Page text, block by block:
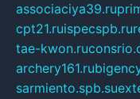
associaciya39.ru
cpt21.ruispecspb.ru
tae-kwon.ru
archery161.ru
sarmiento.spb.su